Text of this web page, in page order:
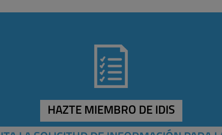
HAZTE MIEMBRO DE IDIS